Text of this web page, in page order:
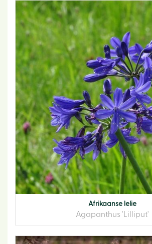
Afrikaanse lelie
Agapanthus 'Lilliput'